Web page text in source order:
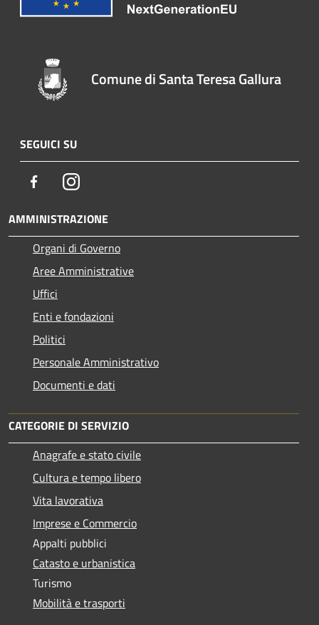
Comune di Santa Teresa Gallura
SEGUICI SU
FacebookInstagram
AMMINISTRAZIONE
Organi di Governo
Aree Amministrative
Uffici
Enti e fondazioni
Politici
Personale Amministrativo
Documenti e dati
CATEGORIE DI SERVIZIO
Anagrafe e stato civile
Cultura e tempo libero
Vita lavorativa
Imprese e Commercio
Appalti pubblici
Catasto e urbanistica
Turismo
Mobilità e trasporti